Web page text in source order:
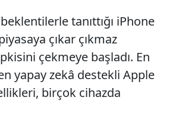
tanıttığı iPhone
çıkar çıkmaz
çekmeye başladı. En
yapay zekâ destekli Apple
birçok cihazda